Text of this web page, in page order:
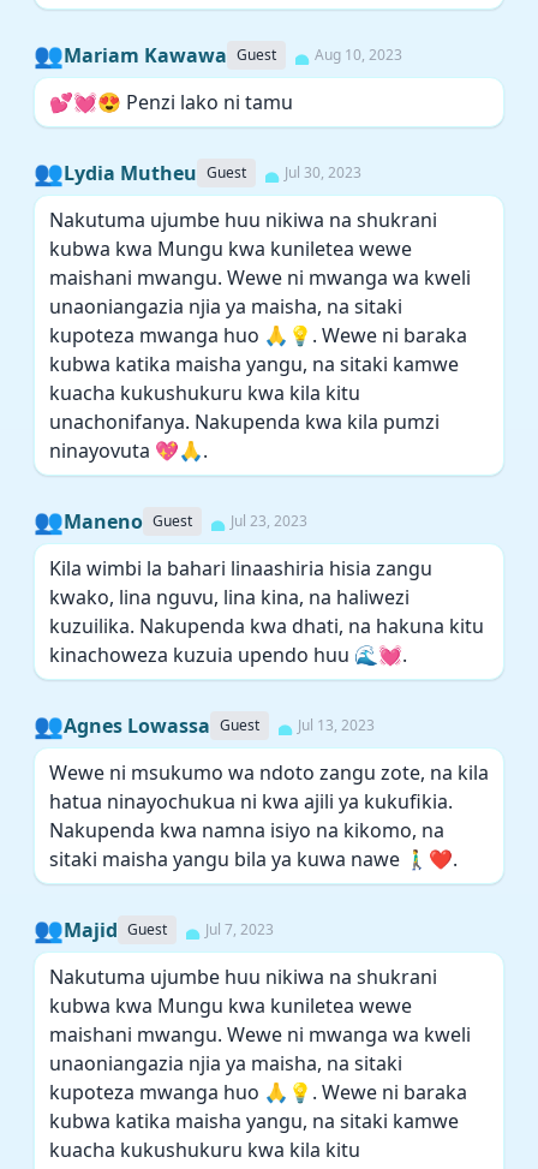
👥Mariam Kawawa Guest Aug 10, 2023
💕💓😍 Penzi lako ni tamu
👥Lydia Mutheu Guest Jul 30, 2023
Nakutuma ujumbe huu nikiwa na shukrani
kubwa kwa Mungu kwa kuniletea wewe
maishani mwangu. Wewe ni mwanga wa kweli
unaoniangazia njia ya maisha, na sitaki
kupoteza mwanga huo 🙏💡. Wewe ni baraka
kubwa katika maisha yangu, na sitaki kamwe
kuacha kukushukuru kwa kila kitu
unachonifanya. Nakupenda kwa kila pumzi
ninayovuta 💖🙏.
👥Maneno Guest Jul 23, 2023
Kila wimbi la bahari linaashiria hisia zangu
kwako, lina nguvu, lina kina, na haliwezi
kuzuilika. Nakupenda kwa dhati, na hakuna kitu
kinachoweza kuzuia upendo huu 🌊💓.
👥Agnes Lowassa Guest Jul 13, 2023
Wewe ni msukumo wa ndoto zangu zote, na kila
hatua ninayochukua ni kwa ajili ya kukufikia.
Nakupenda kwa namna isiyo na kikomo, na
sitaki maisha yangu bila ya kuwa nawe 🚶‍♂️❤️.
👥Majid Guest Jul 7, 2023
Nakutuma ujumbe huu nikiwa na shukrani
kubwa kwa Mungu kwa kuniletea wewe
maishani mwangu. Wewe ni mwanga wa kweli
unaoniangazia njia ya maisha, na sitaki
kupoteza mwanga huo 🙏💡. Wewe ni baraka
kubwa katika maisha yangu, na sitaki kamwe
kuacha kukushukuru kwa kila kitu